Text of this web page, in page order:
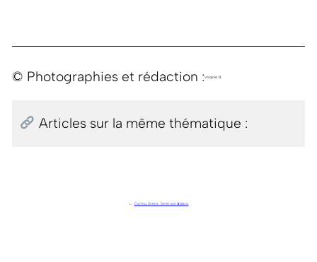
© Photographies et rédaction :Virginie B.
Articles sur la même thématique :
← Corfou, Grèce . Série noir & blanc